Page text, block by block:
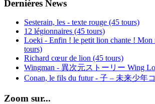
Dernières News
Sesterain, les - texte rouge (45 tours)
12 légionnaires (45 tours)
Loeki - Enfin ! le petit lion chante ! Mon
tours)
Richard cœur de lion (45 tours)
Wingman - 異次元ストーリー Wing
Conan, le fils du futur - 子 – 未来少年
Zoom sur...